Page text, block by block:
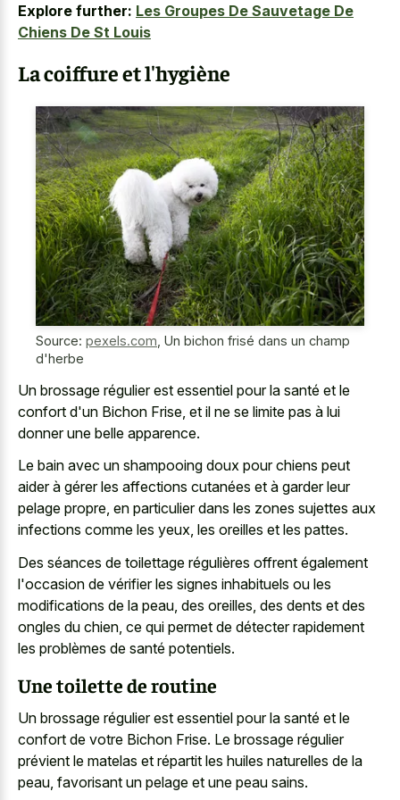
Explore further: Les Groupes De Sauvetage De
Chiens De St Louis
La coiffure et l'hygiène
Source: pexels.com Un bichon frisé dans un champ
d'herbe
Un brossage régulier est essentiel pour la santé et le
confort d'un Bichon Frise, et il ne se limite pas à lui
donner une belle apparence.
Le bain avec un shampooing doux pour chiens peut
aider à gérer les affections cutanées et à garder leur
pelage propre, en particulier dans les zones sujettes aux
infections comme les yeux, les oreilles et les pattes.
Des séances de toilettage régulières offrent également
l'occasion de vérifier les signes inhabituels ou les
modifications de la peau, des oreilles, des dents et des
ongles du chien, ce qui permet de détecter rapidement
les problèmes de santé potentiels.
Une toilette de routine
Un brossage régulier est essentiel pour la santé et le
confort de votre Bichon Frise. Le brossage régulier
prévient le matelas et répartit les huiles naturelles de la
peau, favorisant un pelage et une peau sains.